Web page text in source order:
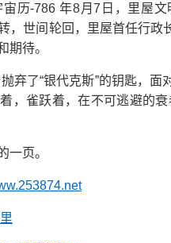
历-786 年8月7日，里屋
，世间轮回，里屋首任行政
期待。
弃了“银代克斯”的钥匙，
，雀跃着，在不可逃避的衰
一页。